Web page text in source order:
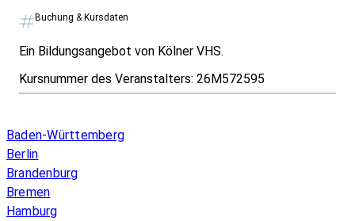
Buchung & Kursdaten
Ein Bildungsangebot von Kölner VHS.
Kursnummer des Veranstalters: 26M572595
Baden-Württemberg
Berlin
Brandenburg
Bremen
Hamburg